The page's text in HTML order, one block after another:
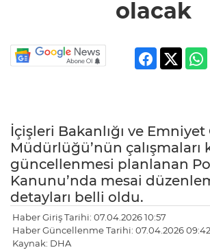
olacak
İçişleri Bakanlığı ve Emniyet
Müdürlüğü’nün çalışmaları
güncellenmesi planlanan
Kanunu’nda mesai
detayları belli oldu.
Haber Giriş Tarihi: 07.04.2026 10:57
Haber Güncellenme Tarihi: 07.04.2026 09:42
Kaynak: DHA